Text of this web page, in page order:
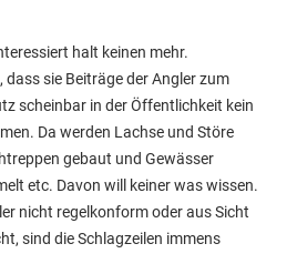
halt keinen mehr.
sie Beiträge der Angler zum
scheinbar in der Öffentlichkeit kein
Da werden Lachse und Störe
gebaut und Gewässer
etc. Davon will keiner was wissen.
nicht regelkonform oder aus Sicht
sind die Schlagzeilen immens